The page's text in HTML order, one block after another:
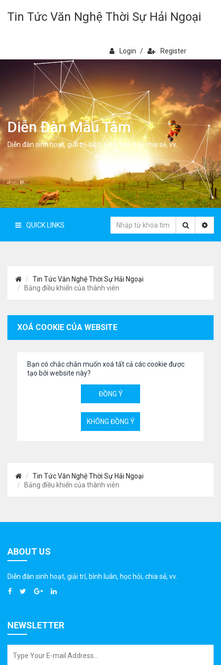
Tin Tức Văn Nghệ Thời Sự Hải Ngoại
Login / Register
Diễn Đàn Mẫu Tâm
Diễn đàn sinh hoạt, giải trí, bình luân, học hỏi, chia sẻ, vv.
QUICK LINKS
Tin Tức Văn Nghệ Thời Sự Hải Ngoại
Bảng điều khiển của thành viên
XOÁ COOKIE CỦA WEBSITE
Bạn có chắc chắn muốn xoá tất cả các cookie được
tạo bởi website này?
Tin Tức Văn Nghệ Thời Sự Hải Ngoại
Bảng điều khiển của thành viên
ABOUT US
Diễn đàn sinh hoạt, giải trí, bình luân, học hỏi, chia sẻ, vv.
NEWSLETTER